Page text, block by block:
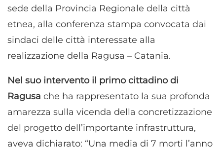
sede della Provincia Regionale della città
etnea, alla conferenza stampa convocata dai
sindaci delle città interessate alla
realizzazione della Ragusa – Catania.
Nel suo intervento il primo cittadino di
Ragusa che ha rappresentato la sua profonda
amarezza sulla vicenda della concretizzazione
del progetto dell’importante infrastruttura,
aveva dichiarato: “Una media di 7 morti l’anno